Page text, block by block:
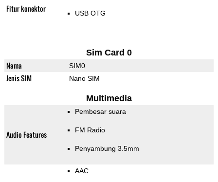
Fitur konektor USB OTG
Sim Card 0
Nama SIM0
Jenis SIM Nano SIM
Multimedia
Audio Features
Pembesar suara
FM Radio
Penyambung 3.5mm
AAC